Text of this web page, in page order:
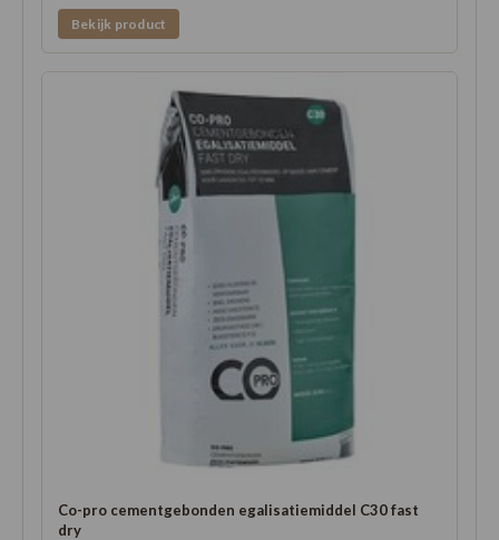
Bekijk product
Co-pro cementgebonden egalisatiemiddel C30 fast
dry